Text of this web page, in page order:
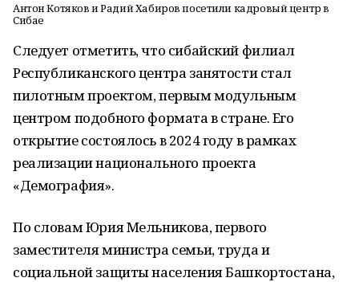
Антон Котяков и Радий Хабиров посетили кадровый центр в
Сибае
Следует отметить, что сибайский филиал
Республиканского центра занятости стал
пилотным проектом, первым модульным
центром подобного формата в стране. Его
открытие состоялось в 2024 году в рамках
реализации национального проекта
«Демография».
По словам Юрия Мельникова, первого
заместителя министра семьи, труда и
социальной защиты населения Башкортостана,